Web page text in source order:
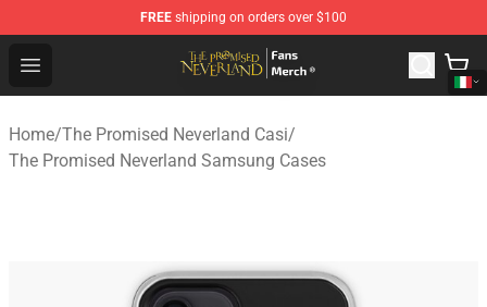
FREE shipping on orders over $100
Open menu
The Promised Neverland Store - Official The Promised
Home/The Promised Neverland Casi/
The Promised Neverland Samsung Cases